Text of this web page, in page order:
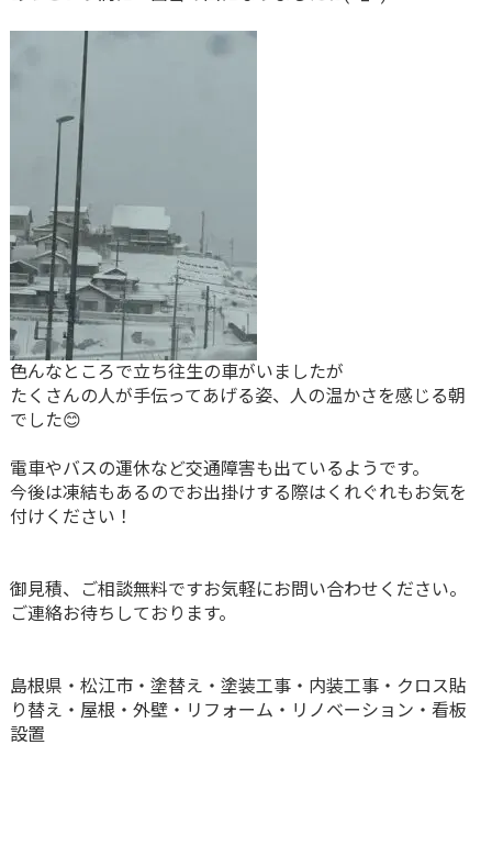
色んなところで立ち往生の車がいましたが
たくさんの人が手伝ってあげる姿、人の温かさを感じる朝
でした😊
電車やバスの運休など交通障害も出ているようです。
今後は凍結もあるのでお出掛けする際はくれぐれもお気を
付けください！
御見積、ご相談無料ですお気軽にお問い合わせください。
ご連絡お待ちしております。
島根県・松江市・塗替え・塗装工事・内装工事・クロス貼
り替え・屋根・外壁・リフォーム・リノベーション・看板
設置